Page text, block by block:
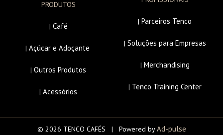
PRODUTOS
| Café
| Açúcar e Adoçante
| Outros Produtos
| Acessórios
| Parceiros Tenco
| Soluções para Empresas
| Merchandising
| Tenco Training Center
© 2026 TENCO CAFÉS | Powered byAd-pulse